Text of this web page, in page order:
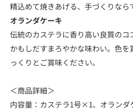
精込めて焼きあげる、手づくりなら
オランダケーキ
伝統のカステラに香り高い良質のコ
かもしだすまろやかな味わい。色を
っくりとご賞味ください。
＜商品詳細＞
内容量：カステラ1号×1、オラン